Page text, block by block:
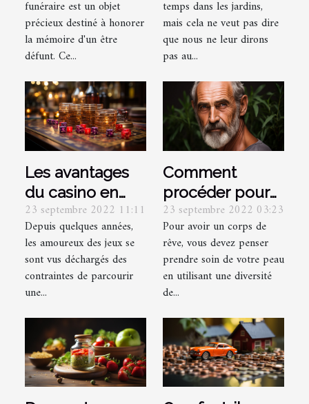
funéraire est un objet
précieux destiné à honorer
la mémoire d'un être
défunt. Ce...
embellissez
votre jardin
temps dans les jardins,
mais cela ne veut pas dire
que nous ne leur dirons
pas au...
Les avantages
du casino en
ligne par
rapport au
casino réel
23 septembre 2022 11:11
Depuis quelques années,
les amoureux des jeux se
sont vus déchargés des
contraintes de parcourir
une...
Comment
procéder pour
bien prendre
soin de votre
corps ?
23 septembre 2022 03:23
Pour avoir un corps de
rêve, vous devez penser
prendre soin de votre peau
en utilisant une diversité
de...